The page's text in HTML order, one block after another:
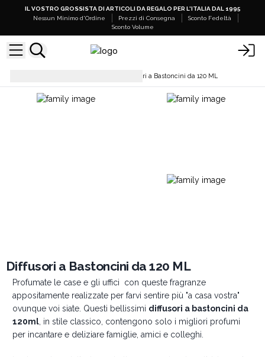
IL VOSTRO GROSSISTA DI ARTICOLI DA REGALO PER L'ITALIA DAL 1995
Nessun Minimo d'Ordine
Prezzi di Consegna
Sconto Fedeltà
Sconto Volume
Diffusori a Bastoncini da 120 ML
Diffusori a Bastoncini da 120 ML
Profumate le case e gli uffici con queste fragranze
appositamente realizzate per farvi sentire più "a casa vostra"
ovunque voi siate. Questi bellissimi diffusori a bastoncini da
120ml, in stile classico, contengono solo i migliori profumi
per incantare e deliziare famiglie, amici e colleghi.